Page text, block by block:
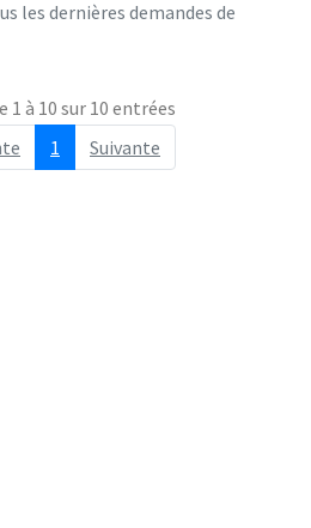
les dernières demandes de
1 à 10 sur 10 entrées
1 Suivante